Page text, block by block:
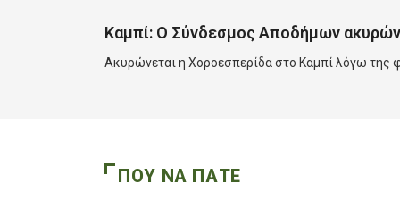
Καμπί: Ο Σύνδεσμος Αποδήμων
Ακυρώνεται η Χοροεσπερίδα στο Καμπί λόγω της
ΠΟΥ ΝΑ ΠΑΤΕ